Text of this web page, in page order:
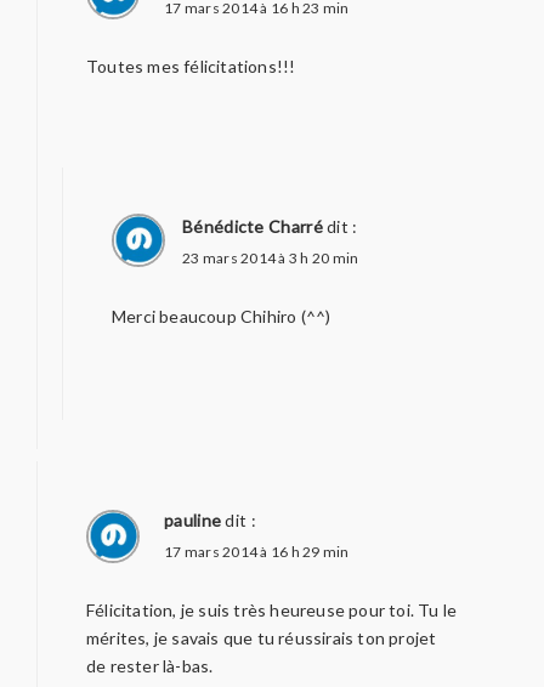
17 mars 2014 à 16 h 23 min
Toutes mes félicitations!!!
Bénédicte Charrédit :
23 mars 2014 à 3 h 20 min
Merci beaucoup Chihiro (^^)
pauline dit :
17 mars 2014 à 16 h 29 min
Félicitation, je suis très heureuse pour toi. Tu le
mérites, je savais que tu réussirais ton projet
de rester là-bas.